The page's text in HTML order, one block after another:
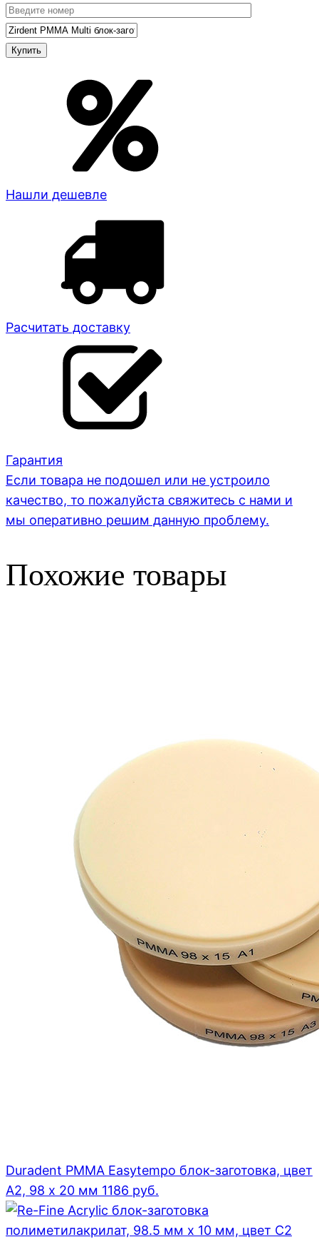
Нашли дешевле
Расчитать доставку
Гарантия
Если товара не подошел или не устроило
качество, то пожалуйста свяжитесь с нами и
мы оперативно решим данную проблему.
Похожие товары
Duradent PMMA Easytempo блок-заготовка, цвет
А2, 98 x 20 мм 1186 руб.